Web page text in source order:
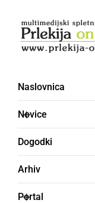
Naslovnica
Novice
Dogodki
Arhiv
Portal
Šiponov